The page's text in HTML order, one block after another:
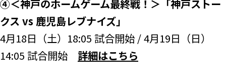
④＜神戸のホームゲーム最終戦！＞「神戸ストー
クス vs 鹿児島レブナイズ」
4月18日（土）18:05 試合開始 / 4月19日（日）
14:05 試合開始 詳細はこちら